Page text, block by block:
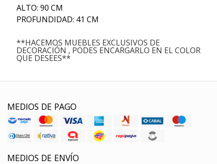
ALTO: 90 CM
PROFUNDIDAD: 41 CM
**HACEMOS MUEBLES EXCLUSIVOS DE
DECORACIÓN , PODES ENCARGARLO EN EL COLOR
QUE DESEES**
MEDIOS DE PAGO
MEDIOS DE ENVÍO